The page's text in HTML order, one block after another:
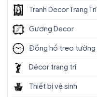
Tranh Decor Trang Trí
Gương Decor
Đồng hồ treo tường
Décor trang trí
Thiết bị vệ sinh